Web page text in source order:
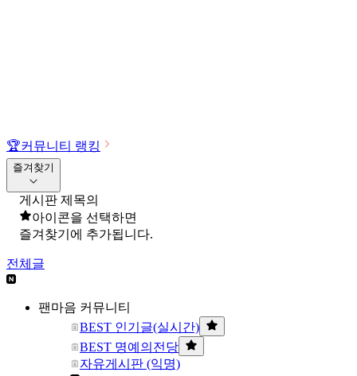
🏆커뮤니티 랭킹
즐겨찾기
게시판 제목의
아이콘을 선택하면
즐겨찾기에 추가됩니다.
전체글
팬마음 커뮤니티
BEST 인기글(실시간)
BEST 명예의전당
자유게시판 (익명)